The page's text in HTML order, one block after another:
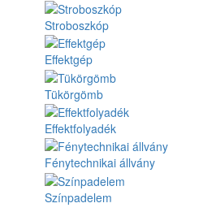
Stroboszkóp
Effektgép
Tükörgömb
Effektfolyadék
Fénytechnikai állvány
Színpadelem